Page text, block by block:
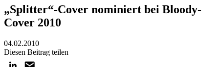
„Splitter“-Cover nominiert bei Bloody-
Cover 2010
04.02.2010
Diesen Beitrag teilen